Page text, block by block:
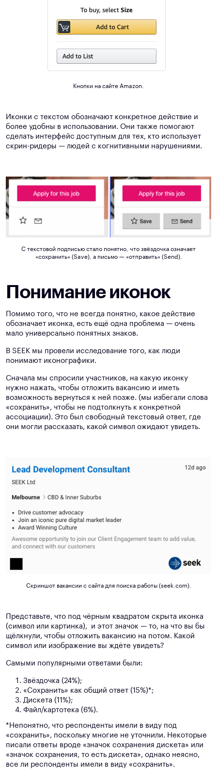
Кнопки на сайте Amazon.
Иконки с текстом обозначают конкретное действие и
более удобны в использовании. Они также помогают
сделать интерфейс доступным для тех, кто использует
скрин-ридеры — людей с когнитивными нарушениями.
С текстовой подписью стало понятно, что звёздочка означает
«сохранить» (Save), а письмо — «отправить» (Send).
Понимание иконок
Помимо того, что не всегда понятно, какое действие
обозначает иконка, есть ещё одна проблема — очень
мало универсально понятных знаков.
В SEEK мы провели исследование того, как люди
понимают иконографики.
Сначала мы спросили участников, на какую иконку
нужно нажать, чтобы отложить вакансию и иметь
возможность вернуться к ней позже. (мы избегали слова
«сохранить», чтобы не подтолкнуть к конкретной
ассоциации). Это был свободный текстовый ответ, где
они могли рассказать, какой символ ожидают увидеть.
Скриншот вакансии с сайта для поиска работы (seek.com).
Представьте, что под чёрным квадратом скрыта иконка
(символ или картинка), и этот значок — то, на что вы бы
щёлкнули, чтобы отложить вакансию на потом. Какой
символ или изображение вы ждёте увидеть?
Самыми популярными ответами были:
Звёздочка (24%);
«Сохранить» как общий ответ (15%)*;
Дискета (11%);
Файл/картотека (6%).
*Непонятно, что респонденты имели в виду под
«сохранить», поскольку многие не уточнили. Некоторые
писали ответы вроде «значок сохранения дискета» или
«значок сохранения, то есть дискета», однако неясно,
все ли респонденты имели в виду «сохранить».